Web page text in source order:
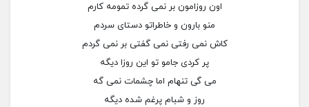
اون روزامون بر نمی گرده تمومه کارم
منو بارون و خاطراتو دستای سردم
کاش نمی رفتی نمی گفتی بر نمی گردم
پر کردی جامو تو این روزا دیگه
می گی تنهام اما چشمات نمی گه
روز و شبام پرغم شده دیگه